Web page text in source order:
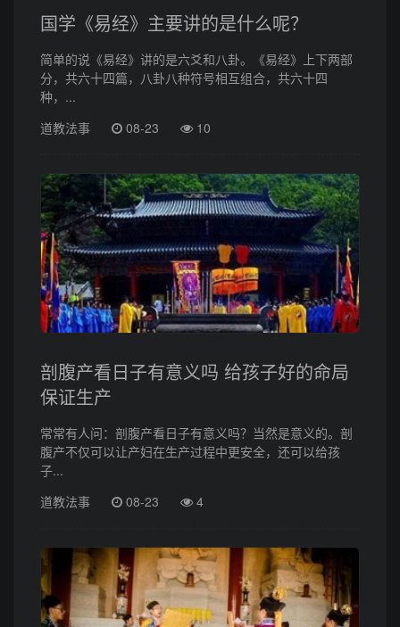
国学《易经》主要讲的是什么呢？
简单的说《易经》讲的是六爻和八卦。《易经》上下两部
分，共六十四篇，八卦八种符号相互组合，共六十四
种，...
道教法事
08-23 10
剖腹产看日子有意义吗 给孩子好的命局
保证生产
常常有人问：剖腹产看日子有意义吗？当然是意义的。剖
腹产不仅可以让产妇在生产过程中更安全，还可以给孩
子...
道教法事
08-23 4